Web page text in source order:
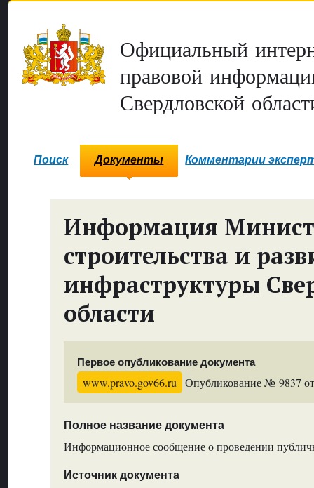
Официальный
правовой
Свердловской
Поиск Документы Комментарии
Информация
строительства и
инфраструктуры
области
Первое опубликование документа
www.pravo.gov66.ru Опубликование № 9837
Полное название документа
Информационное сообщение о проведении
Источник документа